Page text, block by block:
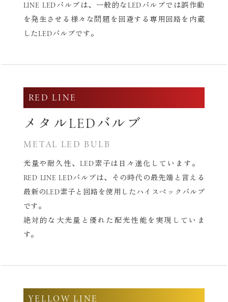
LINE LEDバルブは、 一般的なLEDバルブでは誤作動
を発生させる様々な問題を回避する専用回路を内蔵
したLEDバルブです。
RED LINE
メタルLEDバルブ
METAL LED BULB
光量や耐久性、LED素子は日々進化しています。
RED LINE LEDバルブは、その時代の最先端と言える
最新のLED素子と回路を使用したハイスペックバルブ
です。
絶対的な大光量と優れた配光性能を実現していま
す。
YELLOW LINE